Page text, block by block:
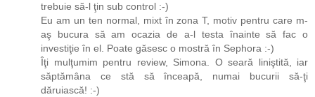
trebuie să-l ţin sub control :-)
Eu am un ten normal, mixt în zona T, motiv pentru care m-
aş bucura să am ocazia de a-l testa înainte să fac o
investiţie în el. Poate găsesc o mostră în Sephora :-)
Îţi mulţumim pentru review, Simona. O seară liniştită, iar
săptămâna ce stă să înceapă, numai bucurii să-ţi
dăruiască! :-)